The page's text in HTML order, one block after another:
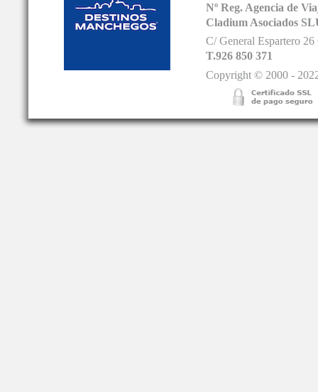
Nº Reg. Agencia de
Cladium Asociados
C/ General Espartero
T.926 850 371
Copyright © 2000 -